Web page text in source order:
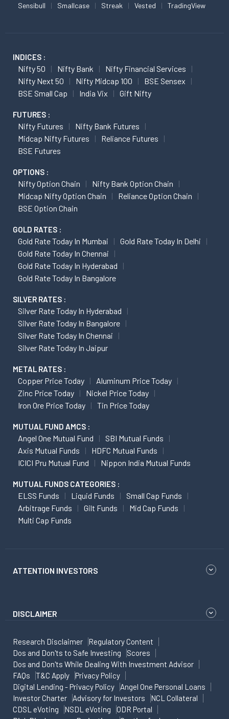
Sensibull Smallcase Streak Vested TradingView
INDICES :
Nifty 50 Nifty Bank
Nifty Financial Services
Nifty Next 50
Nifty Midcap 100
BSE Sensex
BSE Small Cap
India Vix Gift Nifty
FUTURES :
Nifty Futures
Nifty Bank Futures
Midcap Nifty Futures
Reliance Futures
BSE Futures
OPTIONS :
Nifty Option Chain
Nifty Bank Option Chain
Midcap Nifty Option Chain
Reliance Option Chain
BSE Option Chain
GOLD RATES :
Gold Rate Today In Mumbai
Gold Rate Today In Delhi
Gold Rate Today In Chennai
Gold Rate Today In Hyderabad
Gold Rate Today In Bangalore
SILVER RATES :
Silver Rate Today In Hyderabad
Silver Rate Today In Bangalore
Silver Rate Today In Chennai
Silver Rate Today In Jaipur
METAL RATES :
Copper Price Today
Aluminum Price Today
Zinc Price Today
Nickel Price Today
Iron Ore Price Today
Tin Price Today
MUTUAL FUND AMCS :
Angel One Mutual Fund
SBI Mutual Funds
Axis Mutual Funds
HDFC Mutual Funds
ICICI Pru Mutual Fund
Nippon India Mutual Funds
MUTUAL FUNDS CATEGORIES :
ELSS Funds Liquid Funds
Small Cap Funds
Arbitrage Funds
Gilt Funds
Mid Cap Funds
Multi Cap Funds
ATTENTION INVESTORS
DISCLAIMER
Research Disclaimer
Regulatory Content
Dos and Don'ts to Safe Investing
Scores
Dos and Don'ts While Dealing With Investment Advisor
FAQs
T&C Apply
Privacy Policy
Digital Lending - Privacy Policy
Angel One Personal Loans
Investor Charter
Advisory for Investors
NCL Collateral
CDSL eVoting
NSDL eVoting
ODR Portal